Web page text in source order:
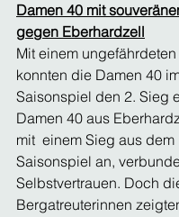
Damen 40 mit
gegen Eberhardzell
Mit einem
konnten die Damen 40
Saisonspiel den 2. Sieg
Damen 40 aus
mit  einem Sieg aus dem
Saisonspiel an,
Selbstvertrauen. Doch
Bergatreuterinnen